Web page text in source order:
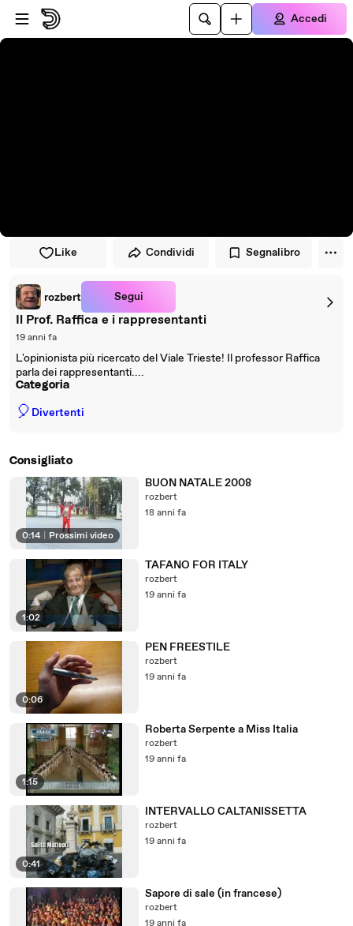
Vai al lettore
Passa al contenuto principale
Accedi
Like Condividi Segnalibro
rozbert Segui
Il Prof. Raffica e i rappresentanti
19 anni fa
L'opinionista più ricercato del Viale Trieste! Il professor Raffica
parla dei rappresentanti....
Categoria
🎈 Divertenti
Consigliato
0:14 Prossimi video
BUON NATALE 2008
rozbert
18 anni fa
1:02
TAFANO FOR ITALY
rozbert
19 anni fa
0:06
PEN FREESTILE
rozbert
19 anni fa
1:15
Roberta Serpente a Miss Italia
rozbert
19 anni fa
0:41
INTERVALLO CALTANISSETTA
rozbert
19 anni fa
Sapore di sale (in francese)
rozbert